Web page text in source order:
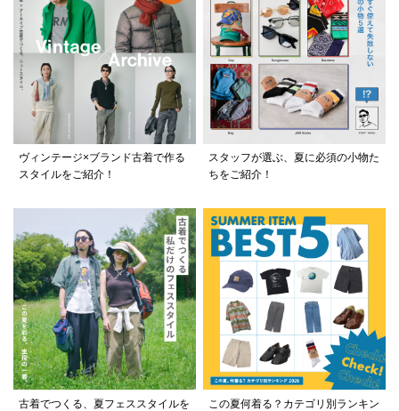
ヴィンテージ×ブランド古着で作る
スタイルをご紹介！
スタッフが選ぶ、夏に必須の小物た
ちをご紹介！
古着でつくる、夏フェススタイルを
この夏何着る？カテゴリ別ランキン